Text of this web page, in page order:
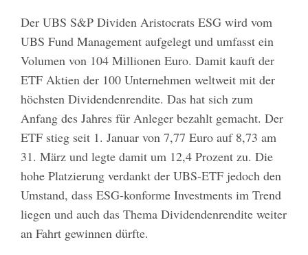
Der UBS S&P Dividen Aristocrats ESG wird vom
UBS Fund Management aufgelegt und umfasst ein
Volumen von 104 Millionen Euro. Damit kauft der
ETF Aktien der 100 Unternehmen weltweit mit der
höchsten Dividendenrendite. Das hat sich zum
Anfang des Jahres für Anleger bezahlt gemacht. Der
ETF stieg seit 1. Januar von 7,77 Euro auf 8,73 am
31. März und legte damit um 12,4 Prozent zu. Die
hohe Platzierung verdankt der UBS-ETF jedoch den
Umstand, dass ESG-konforme Investments im Trend
liegen und auch das Thema Dividendenrendite weiter
an Fahrt gewinnen dürfte.